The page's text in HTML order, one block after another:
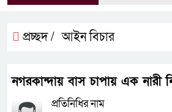
প্রচ্ছদ / আইন বিচার
নগরকান্দায় বাস চাপায় এক নারী
প্রতিনিধির নাম